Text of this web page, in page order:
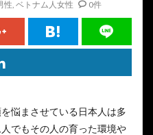
性, ベトナム人女性 0件
悩まさせている日本人は多
でもその人の育った環境や